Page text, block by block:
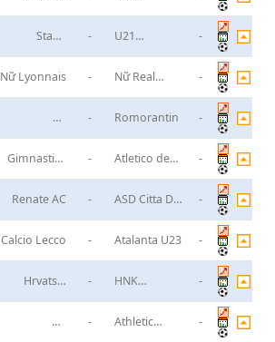
Stade
-
U21
-
Nữ Lyonnais -
Nữ Real
-
AS
- Romorantin -
Gimnastica
-
Atletico de
-
Renate AC -
ASD Citta Di
-
Calcio Lecco - Atalanta U23 -
Hrvatski
-
HNK
-
SD
-
Athletic
-